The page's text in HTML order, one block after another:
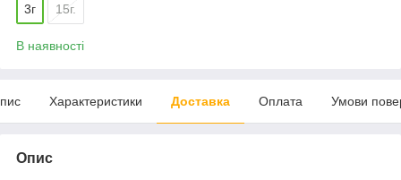
3г 15г.
В наявності
Характеристики Доставка Оплата Умови
Опис